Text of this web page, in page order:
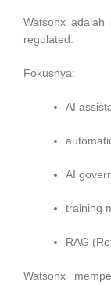
Watsonx
regulated.
Fokusnya:
AI
AI
training
RAG
Watsonx